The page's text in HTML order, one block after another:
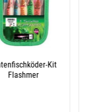
Tintenfischköder Yo-
Zuri Egi Ebi Q 3.5